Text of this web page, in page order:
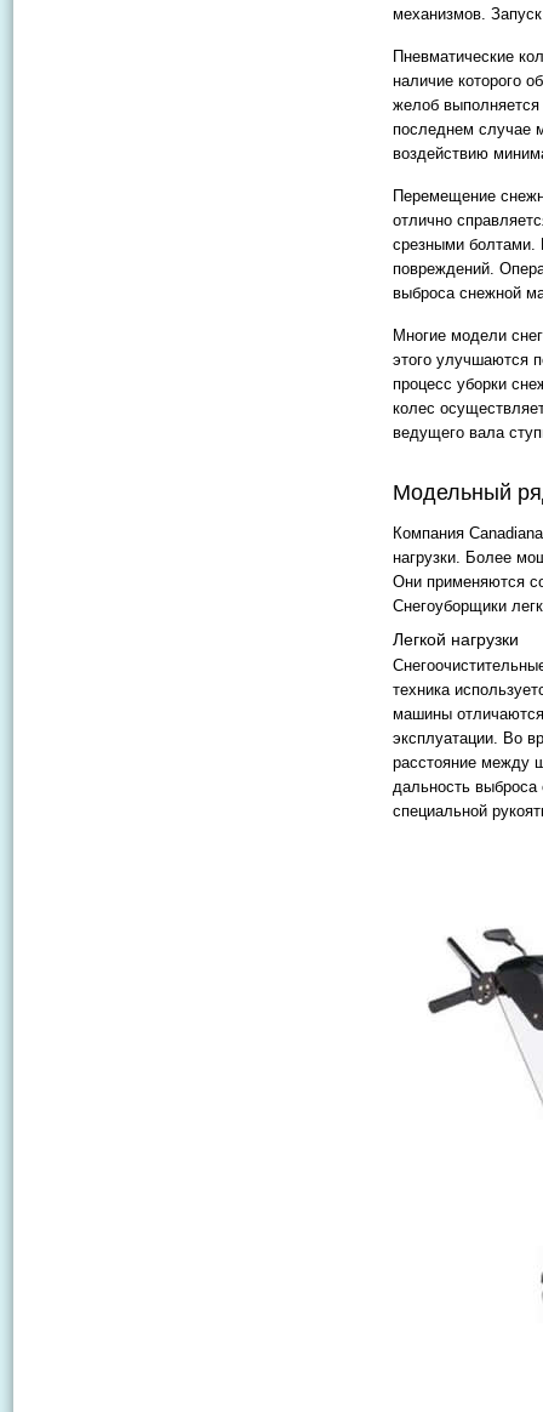
механизмов.
Пневматические
наличие которого
желоб
последнем случае
воздействию
Перемещение
отлично
срезными болтами.
повреждений.
выброса снежной
Многие модели
этого улучшаются
процесс уборки
колес
ведущего вала
Модельный
Компания
нагрузки. Более
Они применяются
Снегоуборщики
Легкой нагрузки
техника
машины отличаются
эксплуатации. Во
расстояние между
дальность
специальной